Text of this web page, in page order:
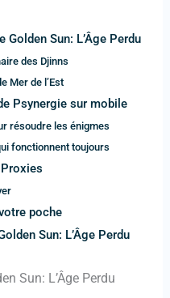
Golden Sun: L’Âge Perdu
des Djinns
Mer de l’Est
Psynergie sur mobile
résoudre les énigmes
fonctionnent toujours
poche
Sun: L’Âge Perdu
Sun: L’Âge Perdu